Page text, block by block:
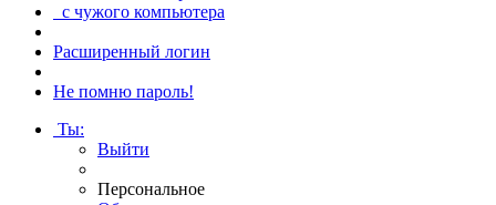
с чужого компьютера
Расширенный логин
Не помню пароль!
Ты:
Выйти
Персональное